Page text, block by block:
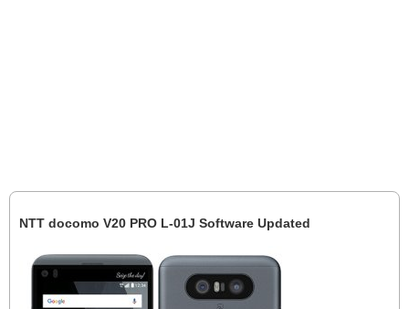
NTT docomo V20 PRO L-01J Software Updated